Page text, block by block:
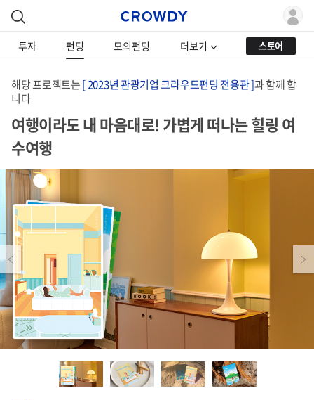
투자 펀딩 모의펀딩 더보기 스토어
해당 프로젝트는[ 2023년 관광기업 크라우드펀딩 전용관 ]과 함께 합
니다
여행이라도 내 마음대로! 가볍게 떠나는 힐링 여
수여행
Previous Next